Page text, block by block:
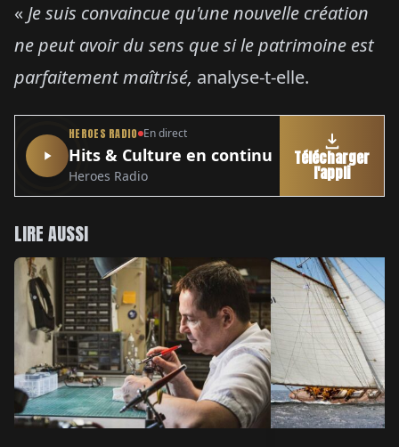
« Je suis convaincue qu'une nouvelle création
ne peut avoir du sens que si le patrimoine est
parfaitement maîtrisé, analyse-t-elle.
HEROES RADIO En direct
Hits & Culture en continu
Heroes Radio
Télécharger
l'appli
LIRE AUSSI